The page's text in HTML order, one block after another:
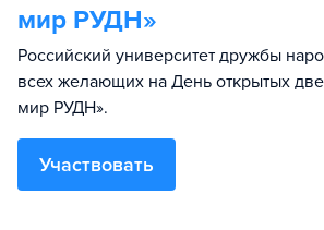
мир РУДН»
Российский университет дружбы
всех желающих на День открытых
мир РУДН».
Участвовать